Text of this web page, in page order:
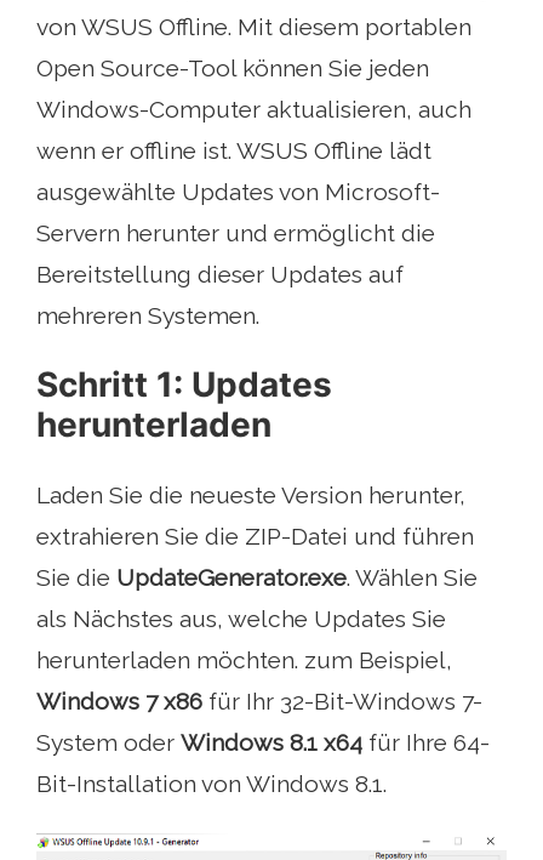
von WSUS Offline. Mit diesem portablen
Open Source-Tool können Sie jeden
Windows-Computer aktualisieren, auch
wenn er offline ist. WSUS Offline lädt
ausgewählte Updates von Microsoft-
Servern herunter und ermöglicht die
Bereitstellung dieser Updates auf
mehreren Systemen.
Schritt 1: Updates
herunterladen
Laden Sie die neueste Version herunter,
extrahieren Sie die ZIP-Datei und führen
Sie die UpdateGenerator.exe. Wählen Sie
als Nächstes aus, welche Updates Sie
herunterladen möchten. zum Beispiel,
Windows 7 x86 für Ihr 32-Bit-Windows 7-
System oder Windows 8.1 x64 für Ihre 64-
Bit-Installation von Windows 8.1.